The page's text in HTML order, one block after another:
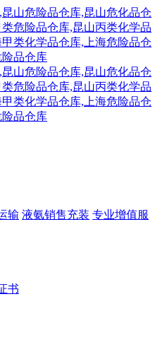
输 液氨销售充装 专业增值服
书